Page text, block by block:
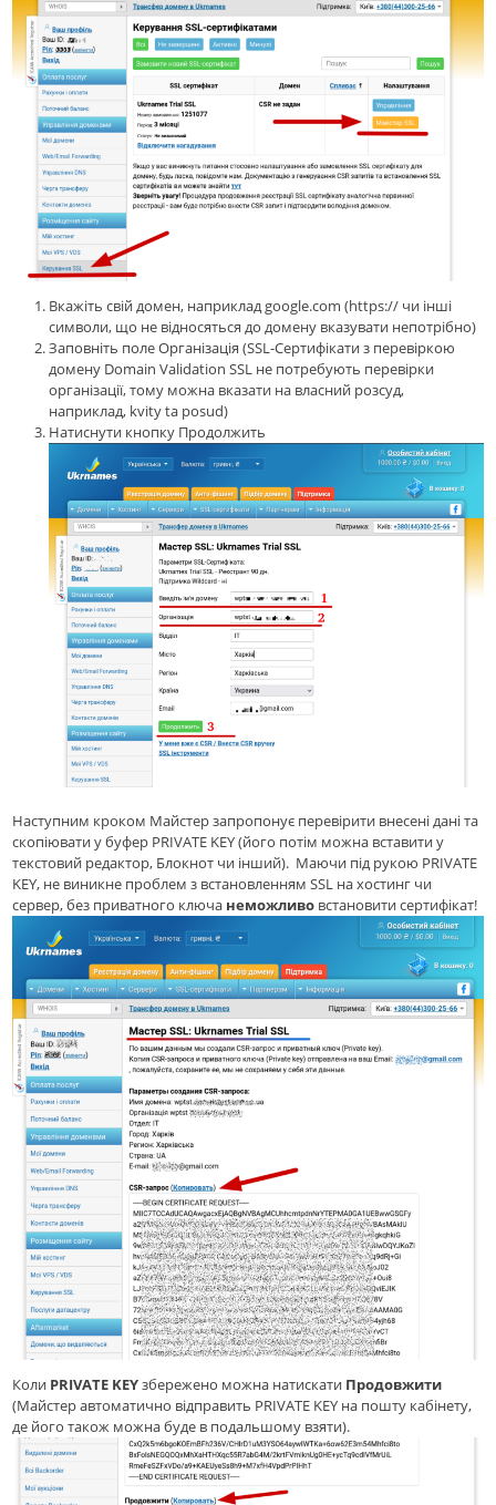
Вкажіть свій домен, наприклад google.com (https:// чи інші
символи, що не відносяться до домену вказувати непотрібно)
Заповніть поле Організація (SSL-Сертифікати з перевіркою
домену Domain Validation SSL не потребують перевірки
організації, тому можна вказати на власний розсуд,
наприклад, kvity ta posud)
Натиснути кнопку Продолжить
Наступним кроком Майстер запропонує перевірити внесені дані та
скопіювати у буфер PRIVATE KEY (його потім можна вставити у
текстовий редактор, Блокнот чи інший). Маючи під рукою PRIVATE
KEY, не виникне проблем з встановленням SSL на хостинг чи
сервер, без приватного ключа неможливо встановити сертифікат!
Коли PRIVATE KEYзбережено можна натискати Продовжити
(Майстер автоматично відправить PRIVATE KEY на пошту кабінету,
де його також можна буде в подальшому взяти).